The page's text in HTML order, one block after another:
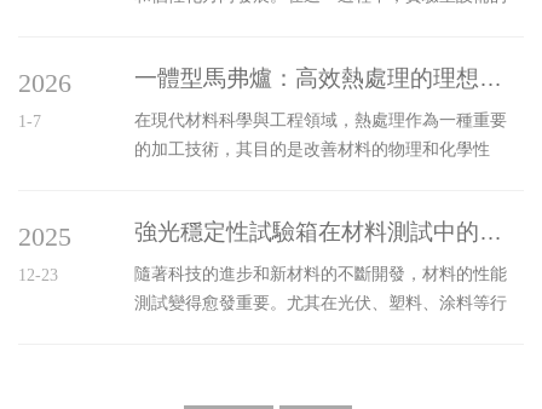
傳統馬弗爐通常采用較為厚重的隔熱層，這雖然能
物研究以及藥物篩選等多個領域。其在藥物研發中
的重要性不僅體現在提供可靠的實驗環境，更在于
促進科研成果的轉化與應用。一、基本功能精密生
胞和微生物提供一個理想的生長環境，以支持各種
一體型馬弗爐：高效熱處理的理想選擇
在現代材料科學與工程領域，熱處理作為一種重要
的加工技術，其目的是改善材料的物理和化學性
逐漸成為許多工業領域中的理想選擇。本文將從其
工作原理、優勢、應用以及未來發展方向等方面進
行深入探討。一、什么是一體型馬弗爐？一體型馬
2026
1-7
強光穩定性試驗箱在材料測試中的應用
隨著科技的進步和新材料的不斷開發，材料的性能
測試變得愈發重要。尤其在光伏、塑料、涂料等行
2025
12-23